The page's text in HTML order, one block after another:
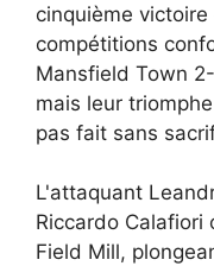
cinquième
compétitions
Mansfield Town
mais leur
pas fait sans
L'attaquant
Riccardo
Field Mill,